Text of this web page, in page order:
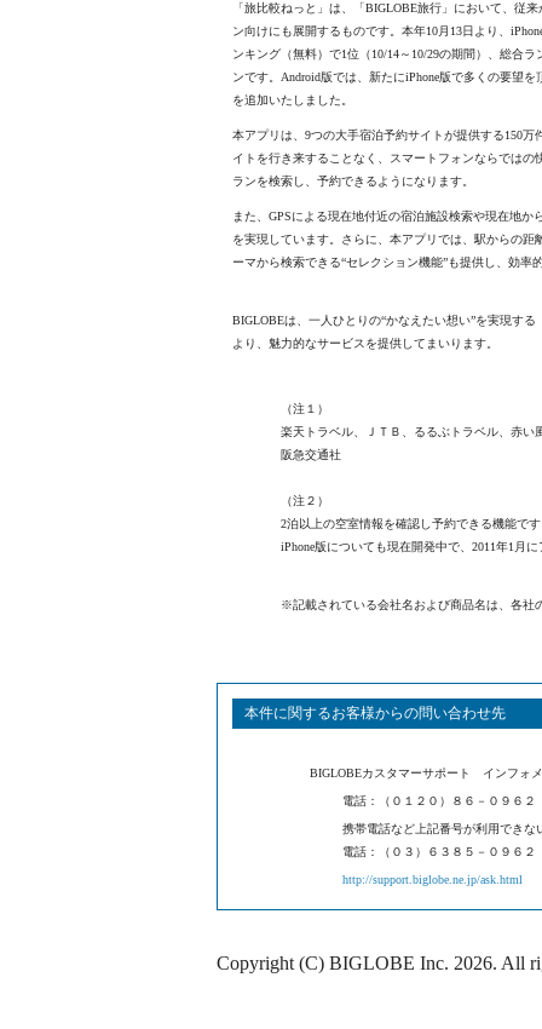
「旅比較ねっと」は、「BIGLOBE旅行」において、従
ン向けにも展開するものです。本年10月13日より、
ンキング（無料）で1位（10/14～10/29の期間）、総合
ンです。Android版では、新たにiPhone版で多くの要望
を追加いたしました。
本アプリは、9つの大手宿泊予約サイトが提供する150
イトを行き来することなく、スマートフォンならでは
ランを検索し、予約できるようになります。
また、GPSによる現在地付近の宿泊施設検索や現在地
を実現しています。さらに、本アプリでは、駅からの
ーマから検索できる“セレクション機能”も提供し、効率
BIGLOBEは、一人ひとりの“かなえたい想い”を実現す
より、魅力的なサービスを提供してまいります。
（注１）
楽天トラベル、ＪＴＢ、るるぶトラベル、赤い
阪急交通社
（注２）
2泊以上の空室情報を確認し予約できる機能で
iPhone版についても現在開発中で、2011年1月
※記載されている会社名および商品名は、各社
本件に関するお客様からの問い合わせ先
BIGLOBEカスタマーサポート インフォ
電話：（０１２０）８６－０９６
携帯電話など上記番号が利用でき
電話：（０３）６３８５－０９６
http://support.biglobe.ne.jp/ask.html
Copyright (C) BIGLOBE Inc. 2026. All